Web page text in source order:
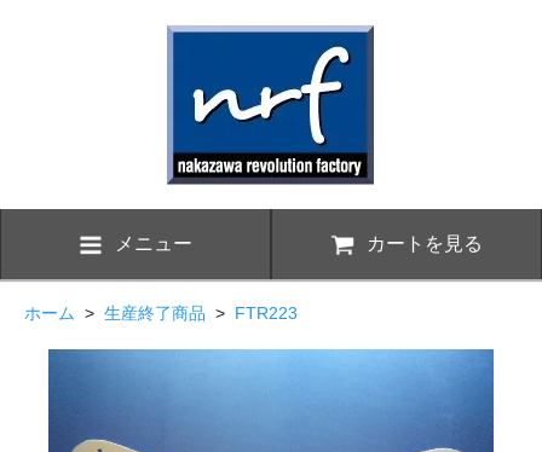
メニュー カートを見る
ホーム > 生産終了商品 > FTR223